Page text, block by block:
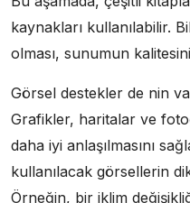
kaynakları kullanılabilir.
olması, sunumun
Görsel destekler de nin
Grafikler, haritalar ve
daha iyi anlaşılmasını
kullanılacak görsellerin
Örneğin, bir iklim